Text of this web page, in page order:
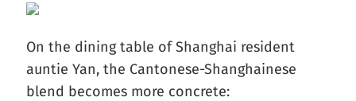
On the dining table of Shanghai resident
auntie Yan, the Cantonese-Shanghainese
blend becomes more concrete: